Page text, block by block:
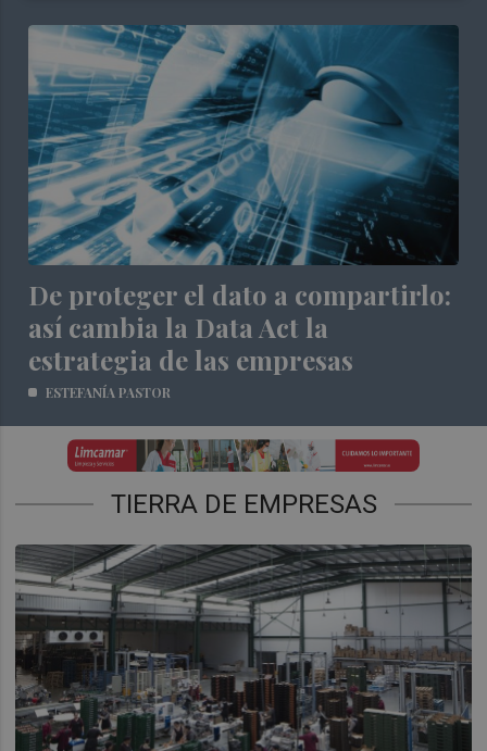
De proteger el dato a compartirlo:
así cambia la Data Act la
estrategia de las empresas
ESTEFANÍA PASTOR
TIERRA DE EMPRESAS